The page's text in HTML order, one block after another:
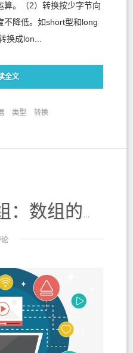
算。（2）转换按少字节向
不降低。如short型和long
换成lon...
全文
类型 转换
也可以是结构类型的